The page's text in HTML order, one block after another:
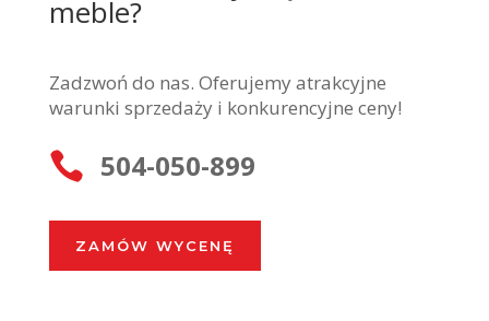
meble?
Zadzwoń do nas. Oferujemy atrakcyjne
warunki sprzedaży i konkurencyjne ceny!
 504-050-899
ZAMÓW WYCENĘ